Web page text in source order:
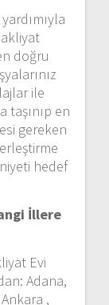
doğru
ile
taşınıp en
gereken
hedef
İllere
Evi
Adana,
,